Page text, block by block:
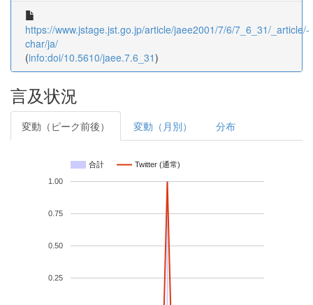
https://www.jstage.jst.go.jp/article/jaee2001/7/6/7_6_31/_article/-
char/ja/
(info:doi/10.5610/jaee.7.6_31)
言及状況
変動（ピーク前後） 変動（月別） 分布
合計 Twitter (通常)
0.25
0.50
0.75
1.00